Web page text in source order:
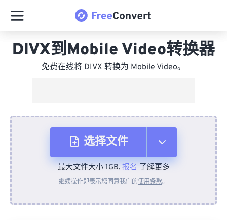
DIVX到Mobile Video转换器
免费在线将 DIVX 转换为 Mobile Video。
选择文件
从设备
最大文件大小 1GB.报名了解更多
继续操作即表示您同意我们的使用条款。